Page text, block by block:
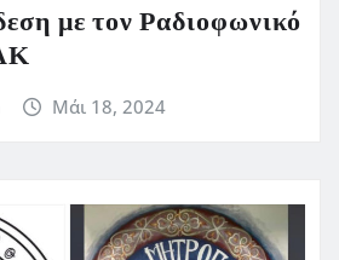
με τον Ραδιοφωνικό
Μάι 18, 2024